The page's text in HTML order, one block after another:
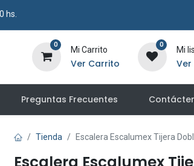
hs.
0
Mi Carrito
Ver Carrito
0
Mi
Preguntas Frecuentes
Tienda Escalera Escalumex Tijera